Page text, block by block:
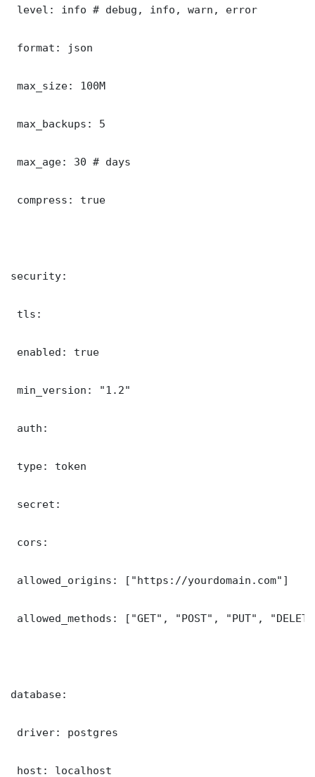
level: info # debug, info, warn, error
format: json
max_size: 100M
max_backups: 5
max_age: 30 # days
compress: true
security:
tls:
enabled: true
min_version: "1.2"
auth:
type: token
secret:
cors:
allowed_origins: ["https://yourdomain.com"]
allowed_methods: ["GET", "POST", "PUT",
database:
driver: postgres
host: localhost